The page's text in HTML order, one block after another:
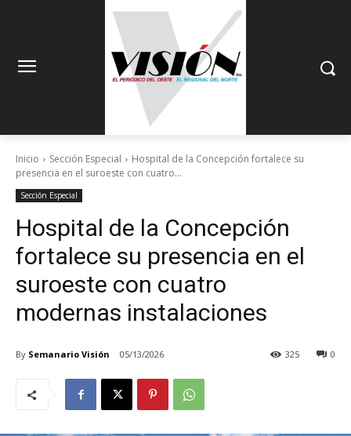
Inicio Sección Especial
Hospital de la Concepción fortalece su
presencia en el suroeste con cuatro...
Sección Especial
Hospital de la Concepción
fortalece su presencia en el
suroeste con cuatro
modernas instalaciones
By Semanario Visión 05/13/2026 0
325